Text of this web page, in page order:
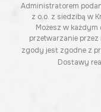
Administratorem
z o.o. z siedzibą w
Możesz w
przetwarzanie
zgody jest zgodne z
Dostawy